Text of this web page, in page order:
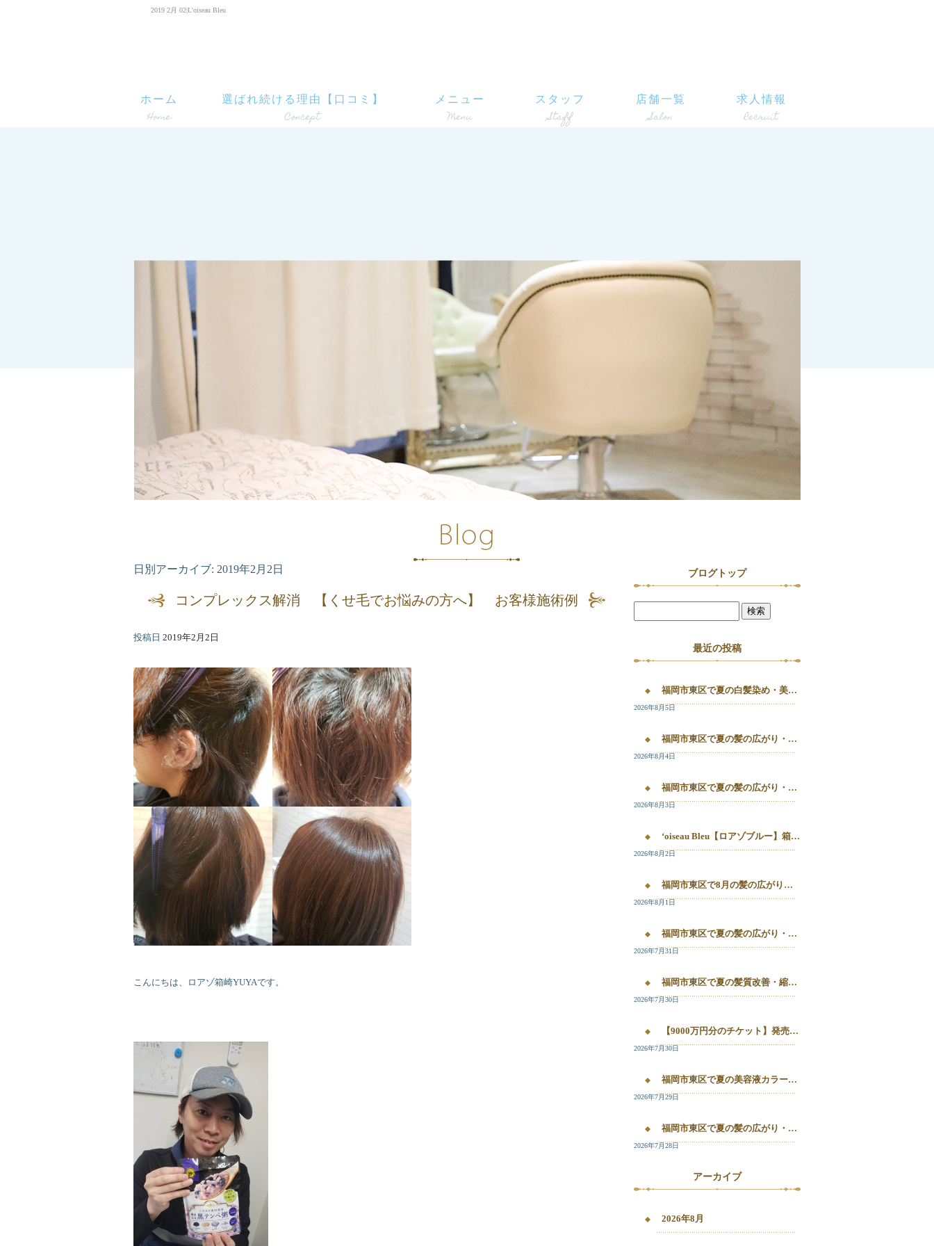
2019 2月 02|L'oiseau Bleu
ホーム 選ばれ続ける理由【口コミ】 メニュー スタッフ 店舗一覧 求人情報
日別アーカイブ: 2019年2月2日
コンプレックス解消 【くせ毛でお悩みの方へ】 お客様施術例
投稿日 2019年2月2日
こんにちは、ロアゾ箱崎YUYAです。
ブログトップ
最近の投稿
福岡市東区で夏の白髪染め・美容液カラー・髪質改善を相談したい方へ｜箱崎・千早のL’oiseau Bleu
2026年8月5日
福岡市東区で夏の髪の広がり・白髪染め・美容液カラーを相談したい方へ｜箱崎・千早のL’oiseau Bleu
2026年8月4日
福岡市東区で夏の髪の広がり・白髪染め・美容液カラーを相談したい方へ｜箱崎・千早のL’oiseau Bleu
2026年8月3日
‘oiseau Bleu【ロアゾブルー】箱崎店】 福岡市東区箱崎で、夏の白髪染めやカラー後の毛先のパサつき、髪の艶不足が気になる方へ。
2026年8月2日
福岡市東区で8月の髪の広がり・白髪染め・美容液カラーを相談するなら
2026年8月1日
福岡市東区で夏の髪の広がり・白髪染め・美容液カラーを相談したい方へ｜箱崎・千早のL’oiseau Bleu
2026年7月31日
福岡市東区で夏の髪質改善・縮毛矯正・美容液カラーを相談したい方へ｜箱崎・千早の全席個室美容室ロアゾブルー
2026年7月30日
【9000万円分のチケット】発売開始！！20%OFFで施術が受けられます！
2026年7月30日
福岡市東区で夏の美容液カラー・白髪染め・髪質改善縮毛矯正を相談したい方へ
2026年7月29日
福岡市東区で夏の髪の広がり・白髪染め・美容液カラーを相談したい方へ｜千早・箱崎のロアゾブルー
2026年7月28日
アーカイブ
2026年8月